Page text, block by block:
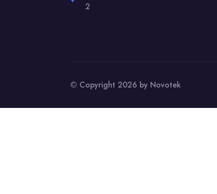
2
© Copyright 2026 by Novotek